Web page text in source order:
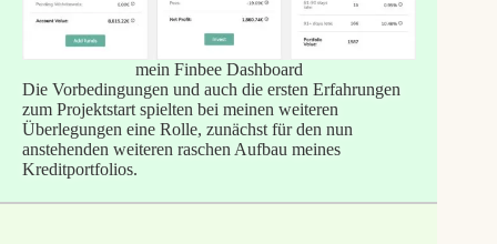
mein Finbee Dashboard
Die Vorbedingungen und auch die ersten Erfahrungen
zum Projektstart spielten bei meinen weiteren
Überlegungen eine Rolle, zunächst für den nun
anstehenden weiteren raschen Aufbau meines
Kreditportfolios.